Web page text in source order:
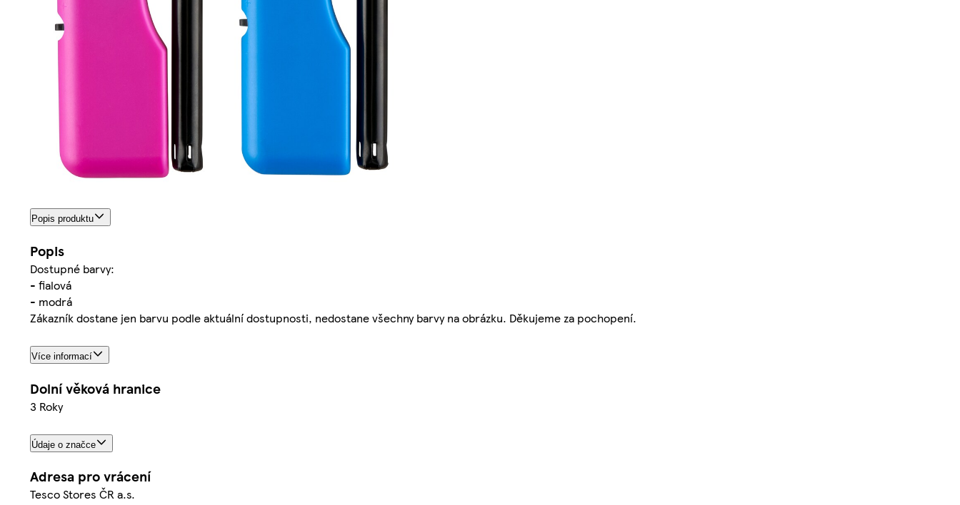
Popis produktu
Popis
Dostupné barvy:
- fialová
- modrá
Zákazník dostane jen barvu podle aktuální dostupnosti, nedostane všechny barvy na obrázku. Děkujeme za pochopení.
Více informací
Dolní věková hranice
3 Roky
Údaje o značce
Adresa pro vrácení
Tesco Stores ČR a.s.